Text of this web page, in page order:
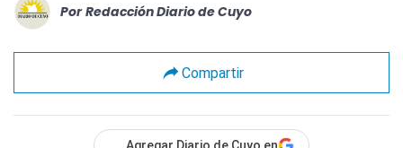
Por Redacción Diario de Cuyo
Compartir